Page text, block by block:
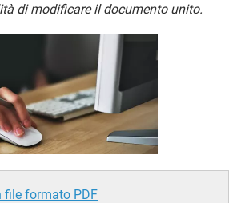
FACEBOOK
FACEBOOK
di modificare il documento unito.
file formato PDF